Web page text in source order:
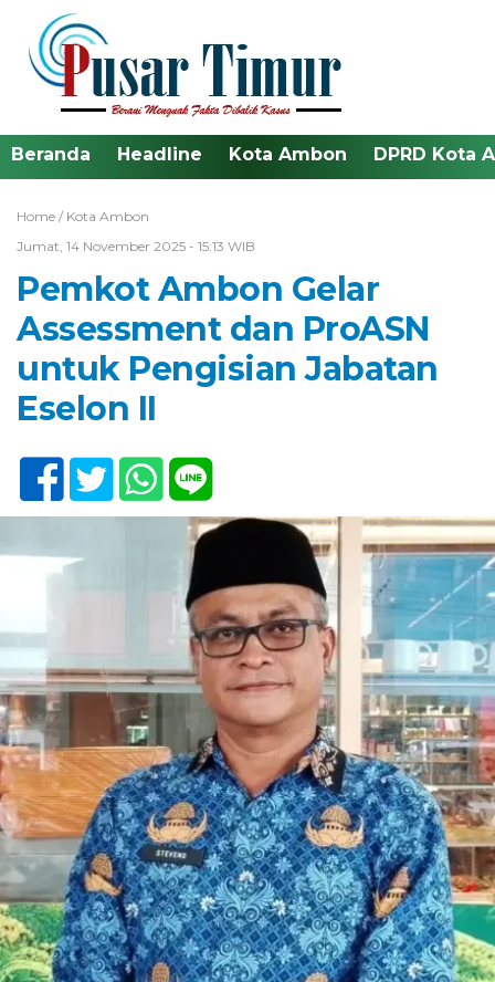
Beranda Headline Kota Ambon DPRD Kota
Home / Kota Ambon
Jumat, 14 November 2025 - 15:13 WIB
Pemkot Ambon Gelar
Assessment dan ProASN
untuk Pengisian Jabatan
Eselon II